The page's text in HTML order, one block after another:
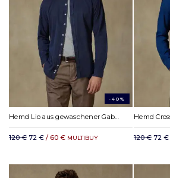
-40%
Hemd Lio aus gewaschener Gabardine Marine
120 € 72 € / 60 € MULTIBUY 120 € 72 €